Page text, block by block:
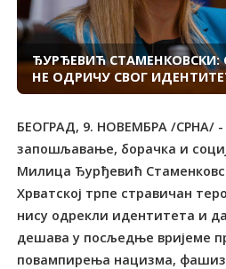
ЂУРЂЕВИЋ СТАМЕНКОВСКИ:
НЕ ОДРИЧУ СВОГ
БЕОГРАД, 9. НОВЕМБРА /СРНА/
запошљавање, борачка и
Милица Ђурђевић
Хрватској трпе стравичан
нису одрекли идентитета и
дешава у посљедње вријеме
повампирења нацизма,